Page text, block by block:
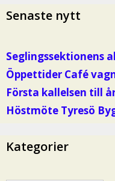
Senaste nytt
Seglingssektionens
Öppettider Café
Första kallelsen till
Höstmöte Tyresö
Kategorier